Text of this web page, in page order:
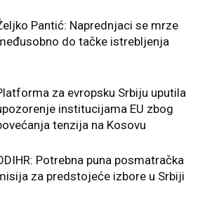
Pantić: Naprednjaci se mrze
do tačke istrebljenja
za evropsku Srbiju uputila
institucijama EU zbog
tenzija na Kosovu
Potrebna puna posmatračka
za predstojeće izbore u Srbiji